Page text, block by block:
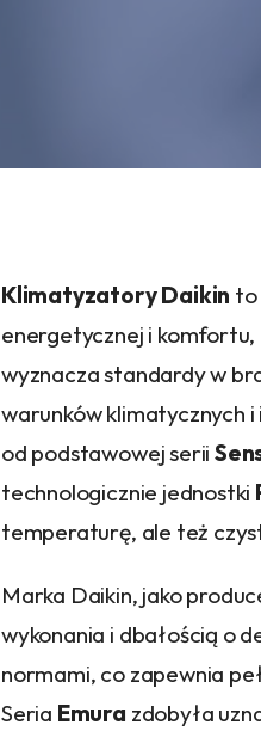
Klimatyzatory Daikin to
energetycznej i
wyznacza standardy w
warunków klimatycznych
od podstawowej serii
technologicznie jednostki
temperaturę, ale też
Marka Daikin, jako
wykonania i dbałością o
normami, co zapewnia
Seria Emura zdobyła